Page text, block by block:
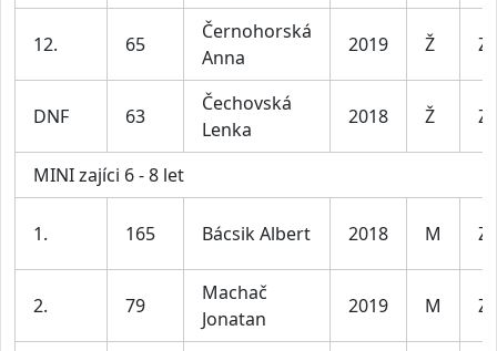
12. 65
Černohorská
Anna
2019 Ž
DNF 63
Čechovská
Lenka
2018 Ž
MINI zajíci 6 - 8 let
1. 165 Bácsik Albert 2018 M
2. 79
Machač
Jonatan
2019 M